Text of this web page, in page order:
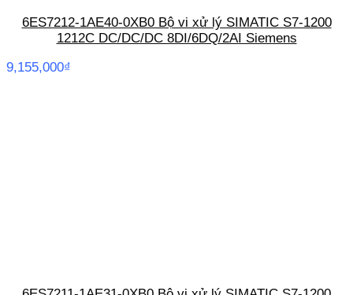
6ES7212-1AE40-0XB0 Bộ vi xử lý SIMATIC S7-1200
1212C DC/DC/DC 8DI/6DQ/2AI Siemens
9,155,000₫